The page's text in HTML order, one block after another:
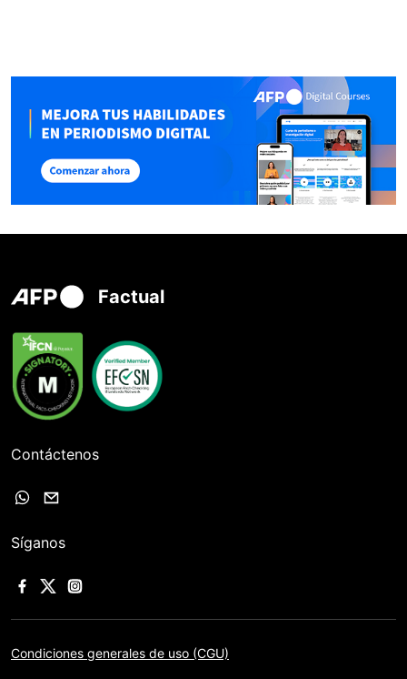
Factual
Contáctenos
Síganos
Condiciones generales de uso (CGU)